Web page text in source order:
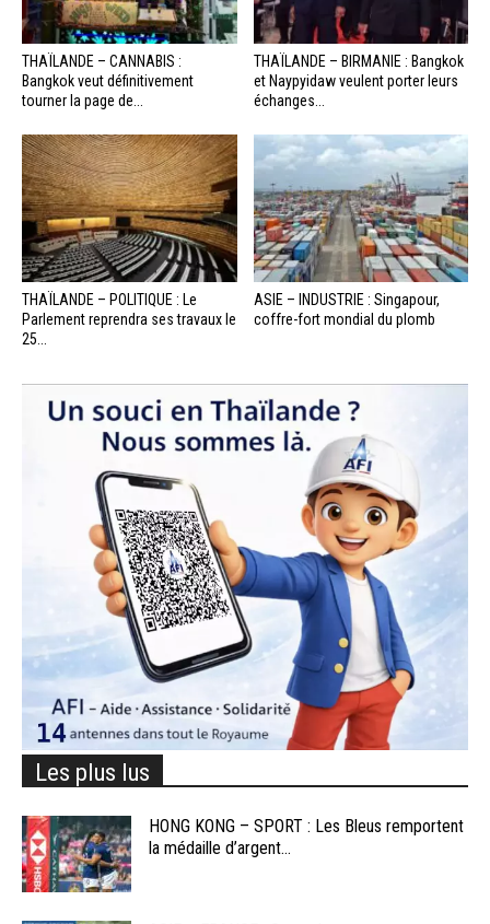
THAÏLANDE – CANNABIS :
Bangkok veut définitivement
tourner la page de...
THAÏLANDE – BIRMANIE : Bangkok
et Naypyidaw veulent porter leurs
échanges...
THAÏLANDE – POLITIQUE : Le
Parlement reprendra ses travaux le
25...
ASIE – INDUSTRIE : Singapour,
coffre-fort mondial du plomb
Les plus lus
HONG KONG – SPORT : Les Bleus remportent
la médaille d’argent...